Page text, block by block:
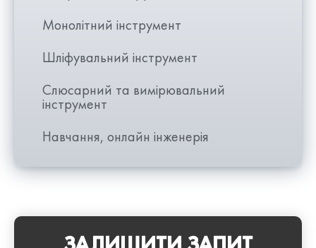
Монолітний інструмент
Шліфувальний інструмент
Слюсарний та вимірювальний
інструмент
Навчання, онлайн інженерія